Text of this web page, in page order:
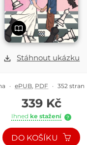
Stáhnout ukázku
· ePUB PDF · 352 stran
339 Kč
Ihned ke stažení ?
DO KOŠÍKU